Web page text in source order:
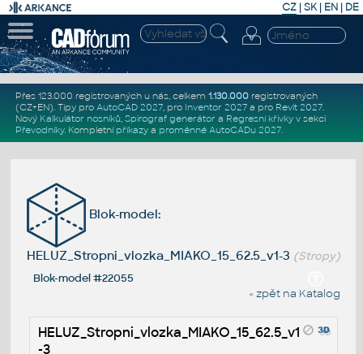
CZ | SK| EN | DE
Přes 123.000 registrovaných u nás, celkem 1.130.000registrovaných
(CZ+EN). Tipy pro AutoCAD 2027, pro Inventor 2027a pro Revit 2027.
Nový Kalkulátor nosníků, Spirograf generátor a Regresní křivkyv sekci
Převodníky. Kompletní příkazya proměnné AutoCADu 2027.
Blok-model:
HELUZ_Stropni_vlozka_MIAKO_15_62.5_v1-3 (Stropy)
Blok-model #22055
« zpět na Katalog
HELUZ_Stropni_vlozka_MIAKO_15_62.5_v1
-3